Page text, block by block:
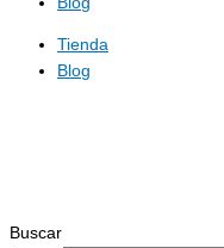
Tienda
Blog
Buscar